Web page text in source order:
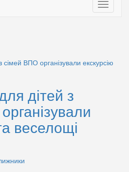
Toggle
дітей з
веселощі